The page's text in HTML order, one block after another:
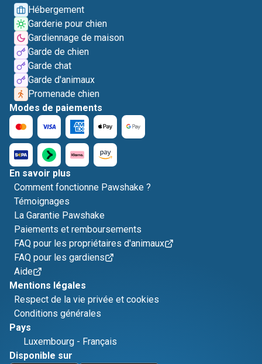
Hébergement
Garderie pour chien
Gardiennage de maison
Garde de chien
Garde chat
Garde d'animaux
Promenade chien
Modes de paiements
En savoir plus
Comment fonctionne Pawshake ?
Témoignages
La Garantie Pawshake
Paiements et remboursements
FAQ pour les propriétaires d'animaux
FAQ pour les gardiens
Aide
Mentions légales
Respect de la vie privée et cookies
Conditions générales
Pays
Luxembourg - Français
Disponible sur